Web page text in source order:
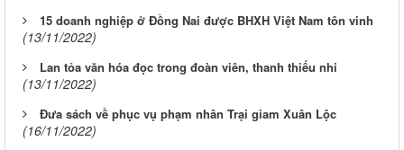
15 doanh nghiệp ở Đồng Nai được BHXH Việt Nam tôn vinh
(13/11/2022)
Lan tỏa văn hóa đọc trong đoàn viên, thanh thiếu nhi
(13/11/2022)
Đưa sách về phục vụ phạm nhân Trại giam Xuân Lộc
(16/11/2022)